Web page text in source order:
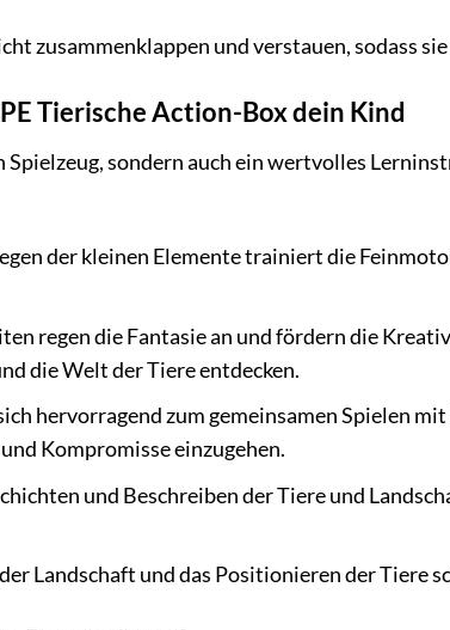
zusammenklappen und verstauen, sodass
Tierische Action-Box dein Kind
sondern auch ein wertvolles
der kleinen Elemente trainiert die
regen die Fantasie an und fördern die
die Welt der Tiere entdecken.
hervorragend zum gemeinsamen Spielen
Kompromisse einzugehen.
und Beschreiben der Tiere und
Landschaft und das Positionieren der Tiere